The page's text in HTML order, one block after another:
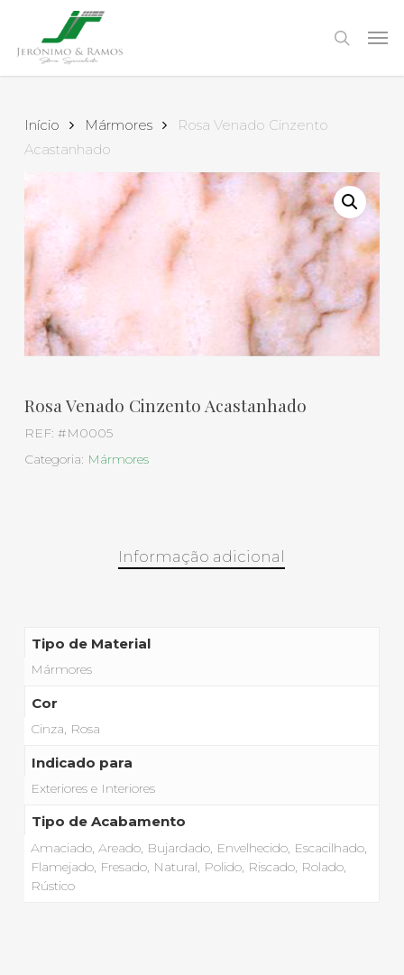
main
content
search
Início Mármores
Rosa Venado Cinzento
Acastanhado
Rosa Venado Cinzento Acastanhado
REF: #M0005
Categoria: Mármores
Informação adicional
Tipo de Material
Mármores
Cor
Cinza, Rosa
Indicado para
Exteriores e Interiores
Tipo de Acabamento
Amaciado, Areado, Bujardado, Envelhecido, Escacilhado,
Flamejado, Fresado, Natural, Polido, Riscado, Rolado,
Rústico